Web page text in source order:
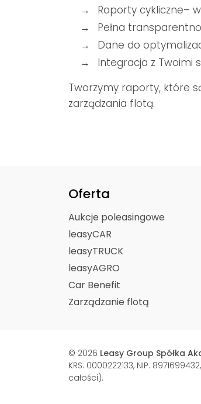
Raporty cykliczne–
Pełna
Dane do
Integracja z Twoimi
Tworzymy raporty, które
zarządzania flotą.
Oferta
Aukcje poleasingowe
leasyCAR
leasyTRUCK
leasyAGRO
Car Benefit
Zarządzanie flotą
© 2026 Leasy Group Spółka
KRS: 0000222133, NIP:
całości).